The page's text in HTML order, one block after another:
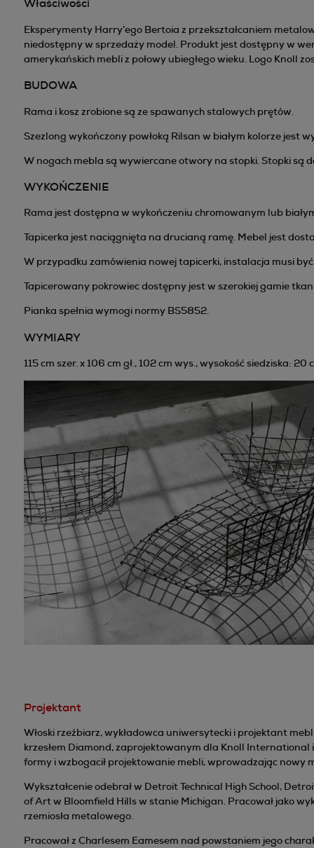
Właściwości
Eksperymenty Harry’ego Bertoia z przekształcaniem
niedostępny w sprzedaży model. Produkt jest dostępny w
amerykańskich mebli z połowy ubiegłego wieku. Logo Knoll
BUDOWA
Rama i kosz zrobione są ze spawanych stalowych prętów.
Szezlong wykończony powłoką Rilsan w białym kolorze jest
W nogach mebla są wywiercane otwory na stopki. Stopki są
WYKOŃCZENIE
Rama jest dostępna w wykończeniu chromowanym lub
Tapicerka jest naciągnięta na drucianą ramę. Mebel jest
W przypadku zamówienia nowej tapicerki, instalacja musi
Tapicerowany pokrowiec dostępny jest w szerokiej gamie
Pianka spełnia wymogi normy BS5852.
WYMIARY
115 cm szer. x 106 cm gł., 102 cm wys., wysokość siedziska: 20
Projektant
Włoski rzeźbiarz, wykładowca uniwersytecki i projektant
krzesłem Diamond, zaprojektowanym dla Knoll
formy i wzbogacił projektowanie mebli, wprowadzając nowy
Wykształcenie odebrał w Detroit Technical High School,
of Art w Bloomfield Hills w stanie Michigan. Pracował jako
rzemiosła metalowego.
Pracował z Charlesem Eamesem nad powstaniem jego